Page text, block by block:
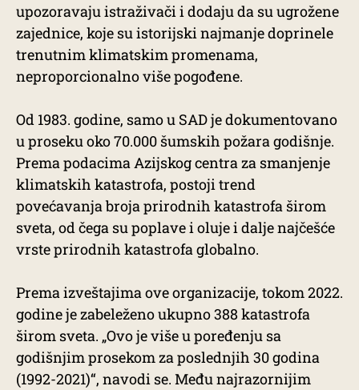
upozoravaju istraživači i dodaju da su ugrožene
zajednice, koje su istorijski najmanje doprinele
trenutnim klimatskim promenama,
neproporcionalno više pogođene.
Od 1983. godine, samo u SAD je dokumentovano
u proseku oko 70.000 šumskih požara godišnje.
Prema podacima Azijskog centra za smanjenje
klimatskih katastrofa, postoji trend
povećavanja broja prirodnih katastrofa širom
sveta, od čega su poplave i oluje i dalje najčešće
vrste prirodnih katastrofa globalno.
Prema izveštajima ove organizacije, tokom 2022.
godine je zabeleženo ukupno 388 katastrofa
širom sveta. „Ovo je više u poređenju sa
godišnjim prosekom za poslednjih 30 godina
(1992-2021)“, navodi se. Među najrazornijim